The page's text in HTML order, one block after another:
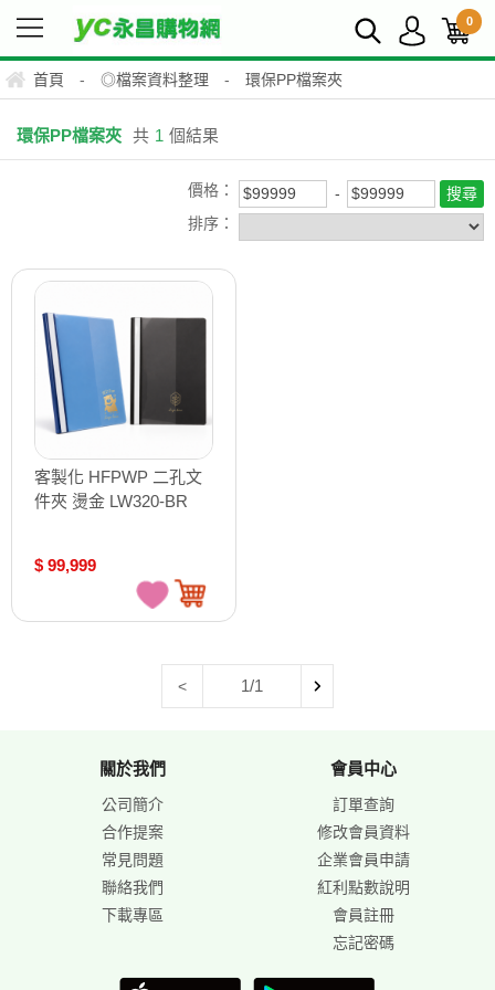
0
首頁 - ◎檔案資料整理 - 環保PP檔案夾
環保PP檔案夾 共 1 個結果
價格：
排序：
客製化 HFPWP 二孔文
件夾 燙金 LW320-BR
$ 99,999
< 1/1
關於我們
公司簡介
合作提案
常見問題
聯絡我們
下載專區
會員中心
訂單查詢
修改會員資料
企業會員申請
紅利點數說明
會員註冊
忘記密碼